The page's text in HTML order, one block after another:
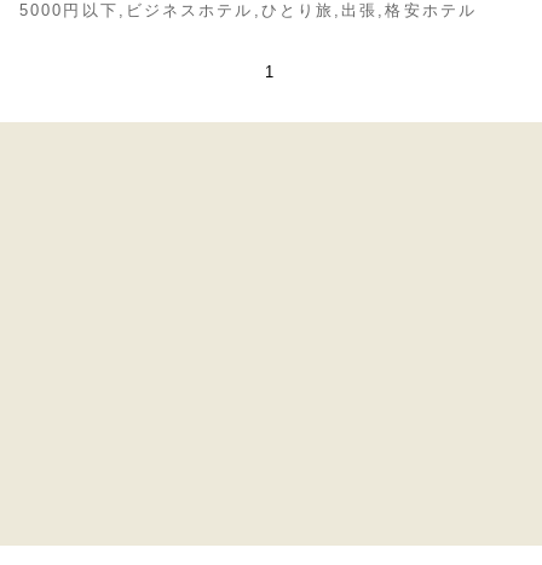
5000円以下 , ビジネスホテル , ひとり旅 , 出張 ,格安ホテル
1